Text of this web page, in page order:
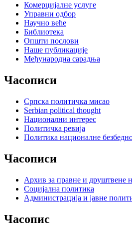
Комерцијалне услуге
Управни одбор
Научно веће
Библиотека
Општи послови
Наше публикације
Међународна сарадња
Часописи
Српска политичка мисао
Serbian political thought
Национални интерес
Политичка ревија
Политика националне
Часописи
Архив за правне и друштвене
Социјална политика
Администрација и јавне
Часопис